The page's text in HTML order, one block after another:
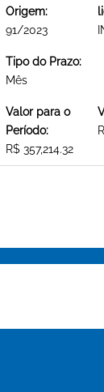
Origem:
91/2023
Tipo do Prazo:
Mês
Valor para o
Período:
R$ 357,214.32